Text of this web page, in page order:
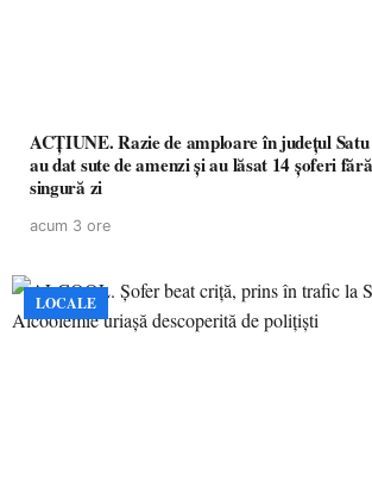
ACȚIUNE. Razie de amploare în județul
au dat sute de amenzi și au lăsat 14 șoferi
singură zi
acum 3 ore
LOCALE